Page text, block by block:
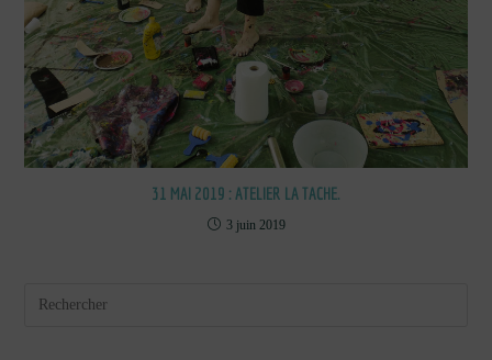
31 MAI 2019 : ATELIER LA TACHE.
3 juin 2019